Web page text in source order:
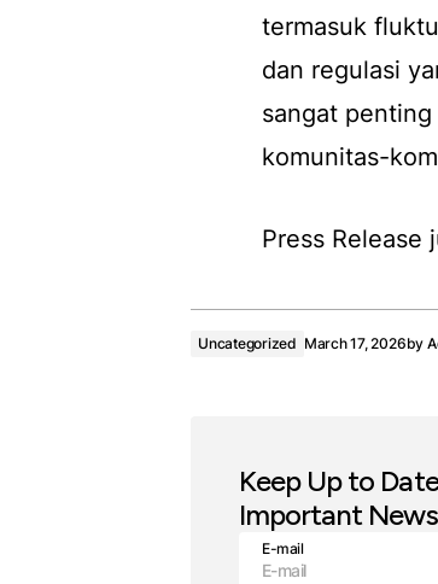
termasuk
dan regulasi
sangat
komunitas-
Press Release
Uncategorized March 17, 2026by
Keep Up to
Important News
E-mail